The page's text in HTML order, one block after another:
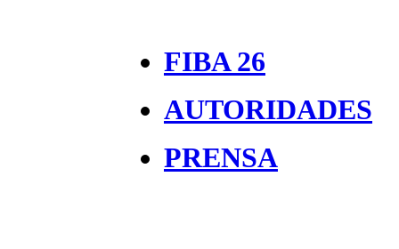
FIBA 26
AUTORIDADES
PRENSA